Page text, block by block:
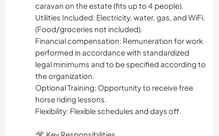
caravan on the estate (fits up to 4 people).
​Utilities Included: Electricity, water, gas, and WiFi.
(Food/groceries not included).
Financial compensation: Remuneration for work
performed in accordance with standardized
legal minimums and to be specified according to
the organization.
​Optional Training: Opportunity to receive free
horse riding lessons.
​Flexibility: Flexible schedules and days off.